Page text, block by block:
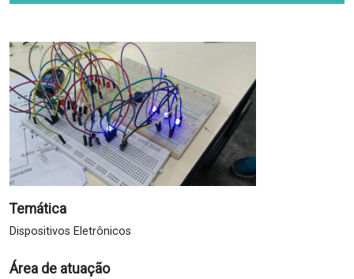
Temática
Dispositivos Eletrônicos
Área de atuação